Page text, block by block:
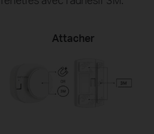
Attacher